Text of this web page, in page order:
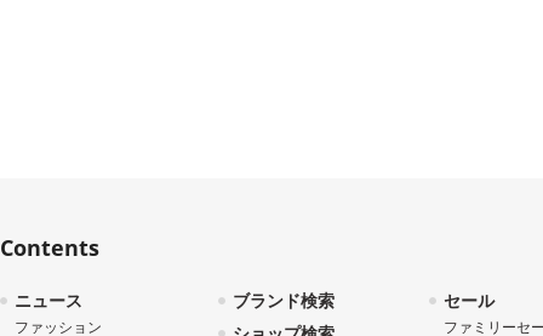
Contents
ニュース
ファッション
ブランド検索
セール
ファミリーセ